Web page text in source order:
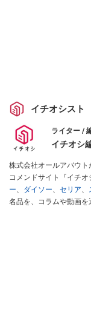
イチオシスト
ライター /
イチオシ
株式会社オールアバウ
コメンドサイト『イチオ
ー、 ダイソー、 セリア、
名品を、コラムや動画を
インフルエンサーが実